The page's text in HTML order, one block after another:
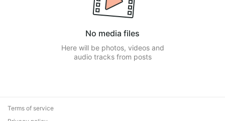
No media files
Here will be photos, videos and
audio tracks from posts
Terms of service